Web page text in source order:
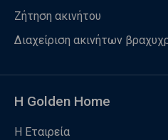
Ζήτηση ακινήτου
Διαχείριση ακινήτων
Η Golden Home
Η Εταιρεία